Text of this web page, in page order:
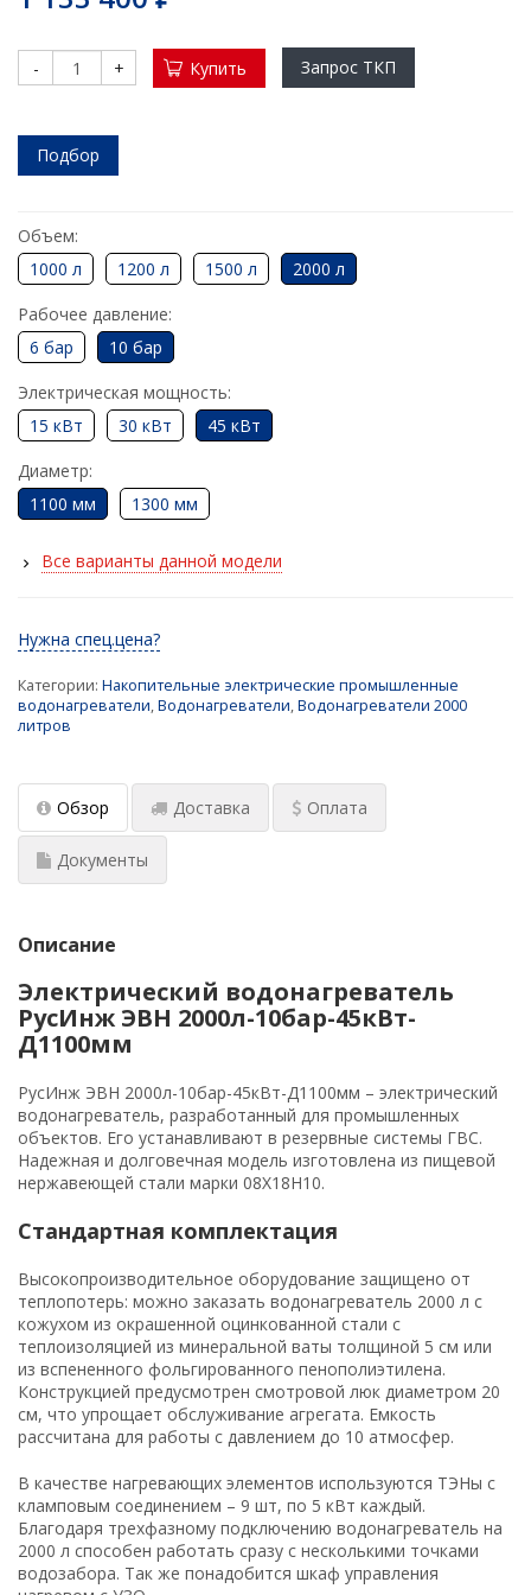
(установки)
Проектирование насосных установок
пожаротушения
Мембранные расширительные баки:
конструкция, принцип действия, выбор
Водонагреватели для душевых
​ Промышленные насосные станции с
резервуарами
Подбор аккумуляторов холода для ЦОД
Обновленный калькулятор для подбора
водонагревателя
пожаротушения
Промышленный водонагреватель для цеха
Промышленные водонагреватели для
многоквартирных домов
Водонагреватель для гостиницы
Расчет пластинчатого теплообменника
- + Купить Запрос ТКП
Подбор
Объем:
1000 л
1200 л 1500 л
2000 л
Рабочее давление:
6 бар
10 бар
Электрическая мощность:
15 кВт
30 кВт
45 кВт
Диаметр:
1100 мм
1300 мм
Все варианты данной модели
Нужна спец.цена?
Категории: Накопительные электрические промышленные
водонагреватели,Водонагреватели,Водонагреватели 2000
литров
Обзор Доставка Оплата
Документы
Описание
Электрический водонагреватель
РусИнж ЭВН 2000л-10бар-45кВт-
Д1100мм
РусИнж ЭВН 2000л-10бар-45кВт-Д1100мм – электрический
водонагреватель, разработанный для промышленных
объектов. Его устанавливают в резервные системы ГВС.
Надежная и долговечная модель изготовлена из пищевой
нержавеющей стали марки 08Х18Н10.
Стандартная комплектация
Высокопроизводительное оборудование защищено от
теплопотерь: можно заказать водонагреватель 2000 л с
кожухом из окрашенной оцинкованной стали с
теплоизоляцией из минеральной ваты толщиной 5 см или
из вспененного фольгированного пенополиэтилена.
Конструкцией предусмотрен смотровой люк диаметром 20
см, что упрощает обслуживание агрегата. Емкость
рассчитана для работы с давлением до 10 атмосфер.
В качестве нагревающих элементов используются ТЭНы с
кламповым соединением – 9 шт, по 5 кВт каждый.
Благодаря трехфазному подключению водонагреватель на
2000 л способен работать сразу с несколькими точками
водозабора. Так же понадобится шкаф управления